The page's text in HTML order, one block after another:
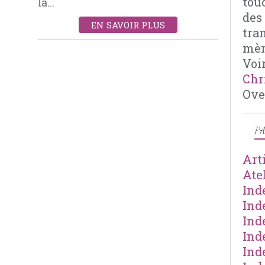
EN SAVOIR PLUS